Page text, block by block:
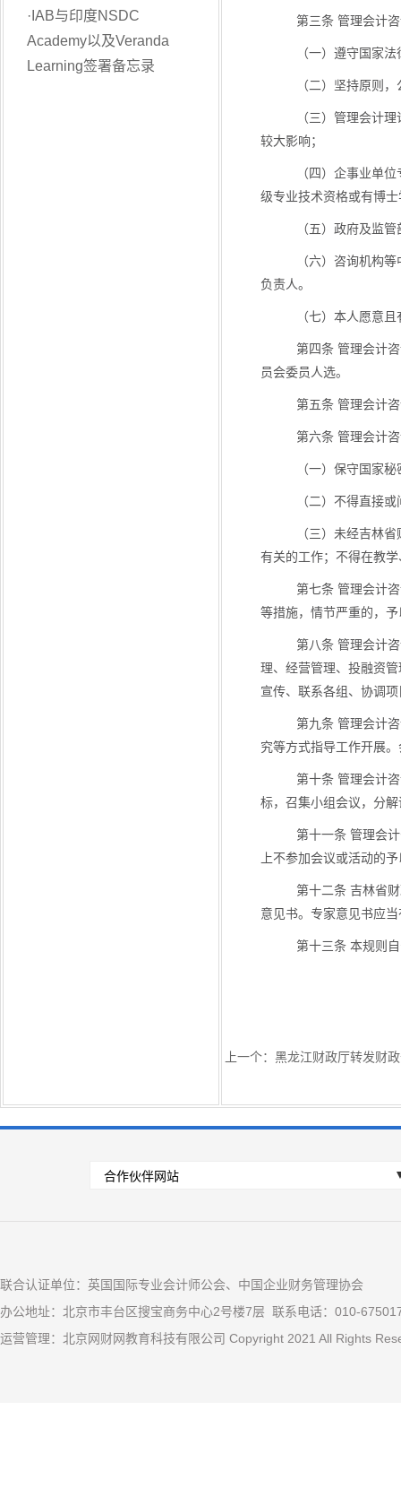
· IAB与印度NSDC
Academy以及Veranda
Learning签署备忘录
第三条 管理会计
（一）遵守国家
（二）坚持原则
（三）管理会计
较大影响；
（四）企事业单
级专业技术资格或有博
（五）政府及监
（六）咨询机构
负责人。
（七）本人愿意
第四条 管理会计
员会委员人选。
第五条 管理会计
第六条 管理会计
（一）保守国家
（二）不得直接
（三）未经吉林
有关的工作；不得在教
第七条 管理会计
等措施，情节严重的，
第八条 管理会计
理、经营管理、投融资
宣传、联系各组、协调
第九条 管理会计
究等方式指导工作开展
第十条 管理会计
标，召集小组会议，分
第十一条 管理会
上不参加会议或活动的
第十二条 吉林省
意见书。专家意见书应
第十三条 本规则
上一个： 黑龙江财政厅转发财
联合认证单位：英国国际专业会计师公会、中国企业财务管理协会
办公地址：北京市丰台区搜宝商务中心2号楼7层 联系电话：010-
运营管理：北京网财网教育科技有限公司 Copyright 2021 All Rights